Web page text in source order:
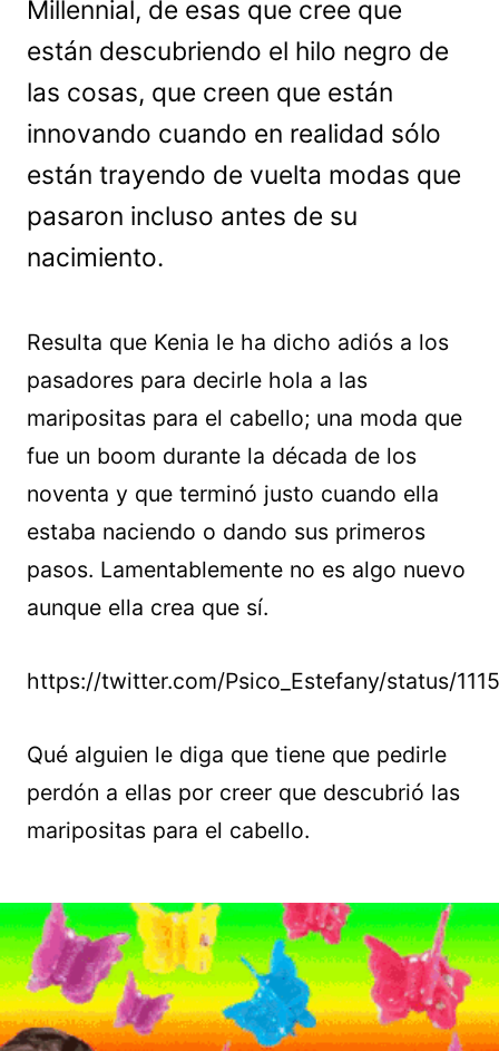
Millennial, de esas que cree que
están descubriendo el hilo negro de
las cosas, que creen que están
innovando cuando en realidad sólo
están trayendo de vuelta modas que
pasaron incluso antes de su
nacimiento.
Resulta que Kenia le ha dicho adiós a los
pasadores para decirle hola a las
maripositas para el cabello; una moda que
fue un boom durante la década de los
noventa y que terminó justo cuando ella
estaba naciendo o dando sus primeros
pasos. Lamentablemente no es algo nuevo
aunque ella crea que sí.
https://twitter.com/Psico_Estefany/status/
Qué alguien le diga que tiene que pedirle
perdón a ellas por creer que descubrió las
maripositas para el cabello.